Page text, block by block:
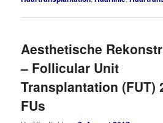
Aesthetische
– Follicular Unit
Transplantation (FUT)
FUs